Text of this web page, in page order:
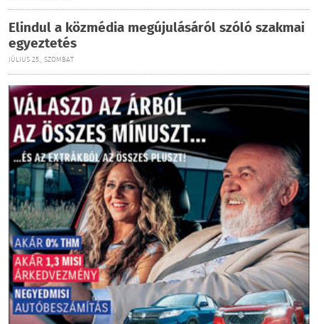
Elindul a közmédia megújulásáról szóló szakmai
egyeztetés
JÚLIUS 25., SZOMBAT